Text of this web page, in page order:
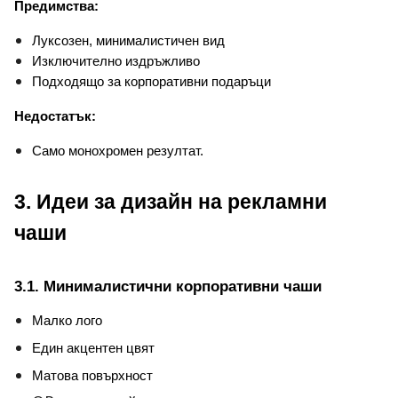
Предимства:
Луксозен, минималистичен вид
Изключително издръжливо
Подходящо за корпоративни подаръци
Недостатък:
Само монохромен резултат.
3. Идеи за дизайн на рекламни
чаши
3.1. Минималистични корпоративни чаши
Малко лого
Един акцентен цвят
Матова повърхност